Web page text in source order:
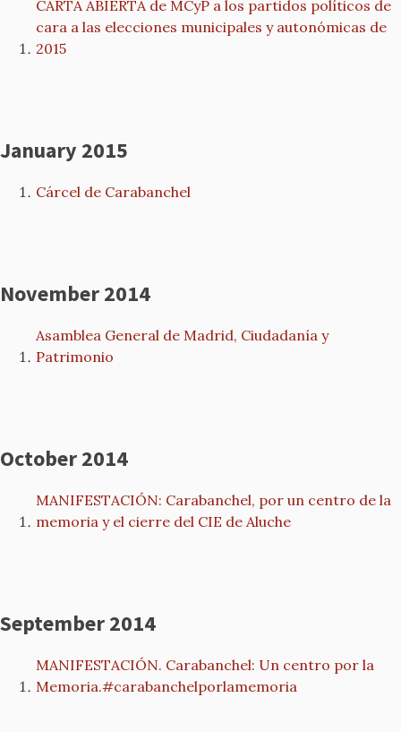
CARTA ABIERTA de MCyP a los partidos políticos de
cara a las elecciones municipales y autonómicas de
2015
January 2015
Cárcel de Carabanchel
November 2014
Asamblea General de Madrid, Ciudadanía y
Patrimonio
October 2014
MANIFESTACIÓN: Carabanchel, por un centro de la
memoria y el cierre del CIE de Aluche
September 2014
MANIFESTACIÓN. Carabanchel: Un centro por la
Memoria.#carabanchelporlamemoria